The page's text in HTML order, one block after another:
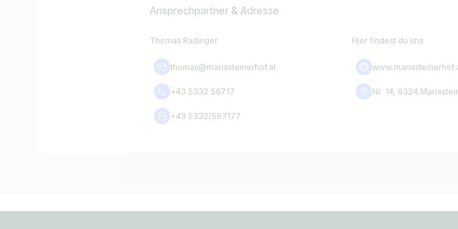
Ansprechpartner & Adresse
Thomas Radinger
thomas@mariasteinerhof.at
+43 5332 56717
+43 5332/567177
Hier findest du uns
Nr. 14, 6324